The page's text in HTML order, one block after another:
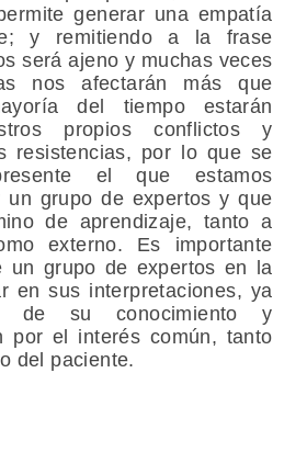
generar una empatía
y remitiendo a la frase
será ajeno y muchas veces
nos afectarán más que
del tiempo estarán
propios conflictos y
resistencias, por lo que se
el que estamos
un grupo de expertos y que
de aprendizaje, tanto a
externo. Es importante
un grupo de expertos en la
en sus interpretaciones, ya
de su conocimiento y
por el interés común, tanto
del paciente.